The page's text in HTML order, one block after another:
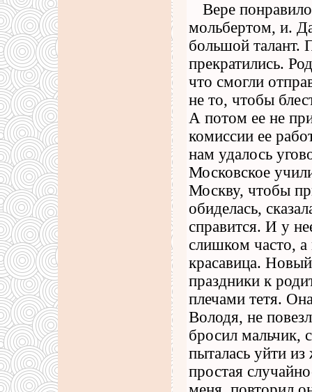
Вере
мольбертом, и.
большой талант.
прекратились.
что смогли
не то, чтобы
А потом ее не
комиссии ее
нам удалось
Московское
Москву, чтобы
обиделась,
справится. И у
слишком часто, а
красавица.
праздники к
плечами тетя.
Володя, не
бросил мальчик,
пыталась уйти
простая